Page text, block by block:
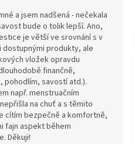
a jsem nadšená - nečekala
bude o tolik lepší. Ano,
je větší ve srovnání s v
produkty, ale
vložek opravdu
finančně,
pohodlím, savostí atd.).
např. menstruačním
na chuť a s těmito
cítím bezpečně a komfortně,
fajn aspekt během
Děkuji!